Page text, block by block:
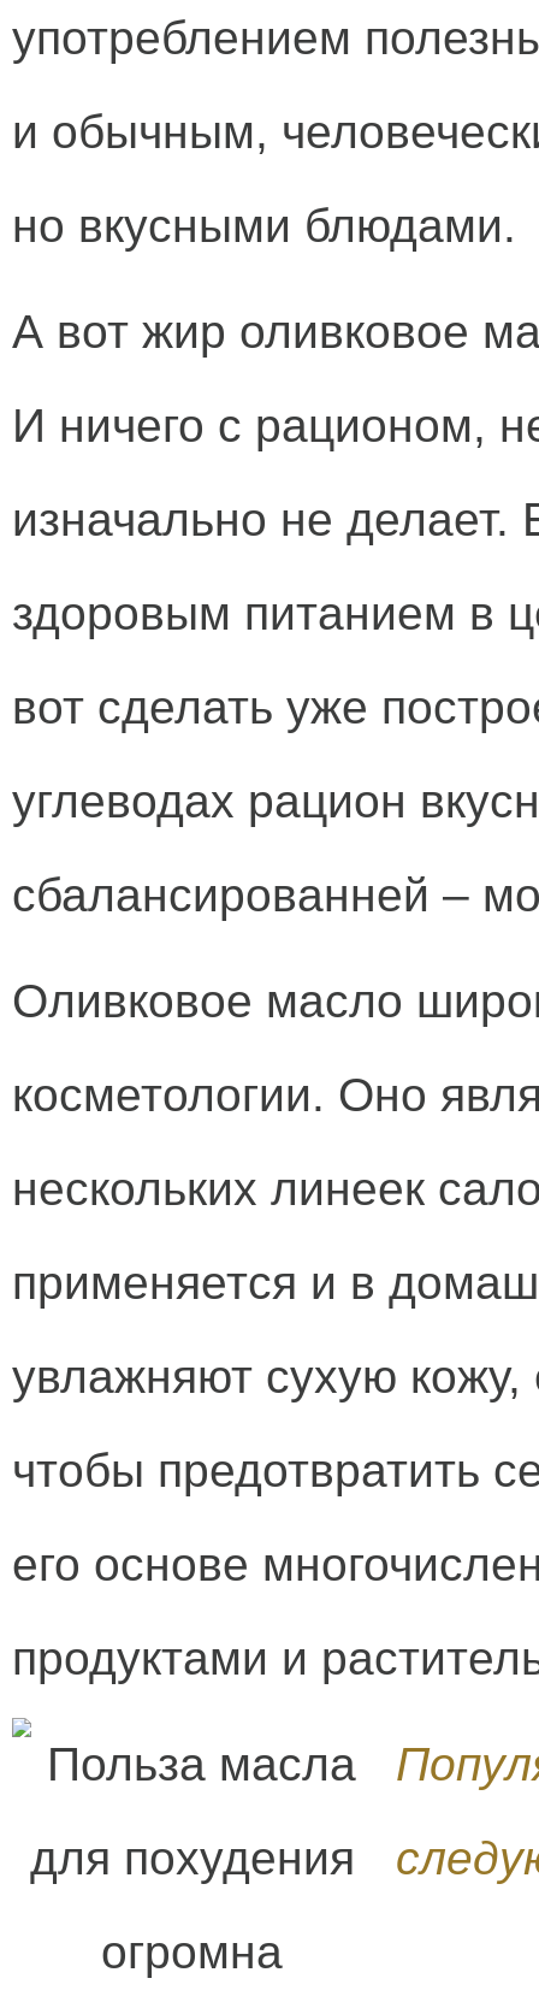
употреблением
и обычным,
но вкусными блюдами.
А вот жир оливковое
И ничего с рационом,
изначально не
здоровым питанием в
вот сделать уже
углеводах рацион
сбалансированней –
Оливковое масло
косметологии. Оно
нескольких линеек
применяется и в
увлажняют сухую кожу,
чтобы предотвратить
его основе
продуктами и